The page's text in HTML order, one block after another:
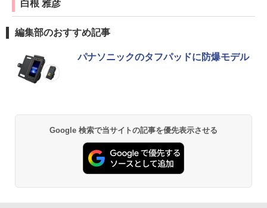
白根 雅彦
編集部のおすすめ記事
パナソニックのタフパッドに防爆モデル
Google 検索で当サイトの記事を優先表示させる